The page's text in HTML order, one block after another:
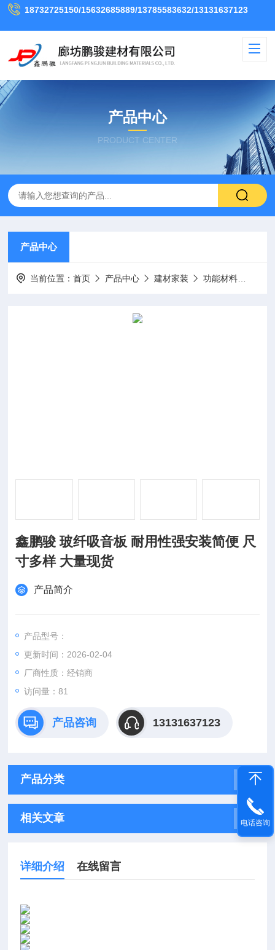
18732725150/15632685889/13785583632/13131637123
产品中心
PRODUCT CENTER
产品中心
当前位置：首页 产品中心 建材家装 功能材料
鑫鹏骏 玻纤吸音板 耐用性强安装简便 尺
寸多样 大量现货
产品简介
产品型号：
更新时间：2026-02-04
厂商性质：经销商
访问量：81
产品咨询 13131637123
产品分类
相关文章
详细介绍 在线留言
电话咨询